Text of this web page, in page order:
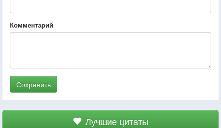
Комментарий
Сохранить
Лучшие цитаты